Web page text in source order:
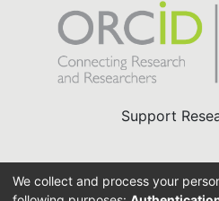
Support
We collect and process your